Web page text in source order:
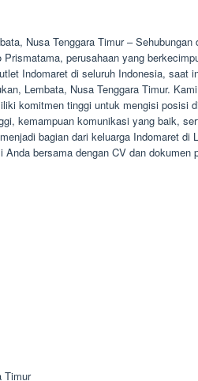
Nusa Tenggara Timur – Sehubungan
perusahaan yang
Indomaret di seluruh Indonesia, saat
Lembata, Nusa Tenggara Timur.
komitmen tinggi untuk mengisi posisi
kemampuan komunikasi yang baik,
bagian dari keluarga Indomaret di
bersama dengan CV dan dokumen
Timur